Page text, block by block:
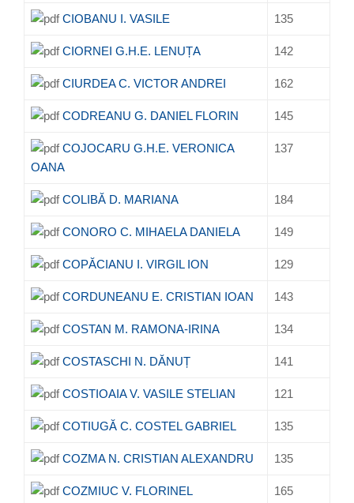
CIOBANU I. VASILE 135
CIORNEI G.H.E. LENUȚA 142
CIURDEA C. VICTOR ANDREI 162
CODREANU G. DANIEL FLORIN 145
COJOCARU G.H.E. VERONICA
OANA
137
COLIBĂ D. MARIANA 184
CONORO C. MIHAELA DANIELA 149
COPĂCIANU I. VIRGIL ION 129
CORDUNEANU E. CRISTIAN IOAN 143
COSTAN M. RAMONA-IRINA 134
COSTASCHI N. DĂNUȚ 141
COSTIOAIA V. VASILE STELIAN 121
COTIUGĂ C. COSTEL GABRIEL 135
COZMA N. CRISTIAN ALEXANDRU 135
COZMIUC V. FLORINEL 165